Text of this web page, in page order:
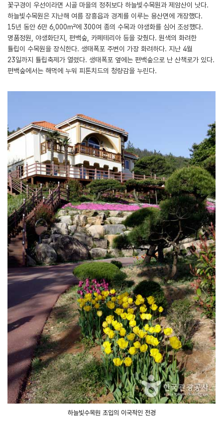
꽃구경이 우선이라면 시골 마을의 정취보다 하늘빛수목원과 제암산이 낫다.
하늘빛수목원은 지난해 여름 장흥읍과 경계를 이루는 용산면에 개장했다.
15년 동안 6만 6,000㎡에 300여 종의 수목과 야생화를 심어 조성했다.
명품정원, 야생화단지, 편백숲, 카페테리아 등을 갖췄다. 원색의 화려한
튤립이 수목원을 장식한다. 생태폭포 주변이 가장 화려하다. 지난 4월
23일까지 튤립축제가 열렸다. 생태폭포 옆에는 편백숲으로 난 산책로가 있다.
편백숲에서는 해먹에 누워 피톤치드의 청량감을 누린다.
하늘빛수목원 초입의 이국적인 전경